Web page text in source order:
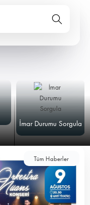
İmar Durumu Sorgula
Tüm Haberler